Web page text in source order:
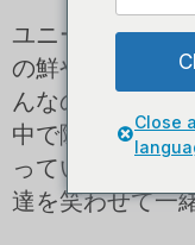
ユニークなスマ
の鮮やかな色で
んなのお気に入
中で際立ってお
っています。ス
達を笑わせて一
Close